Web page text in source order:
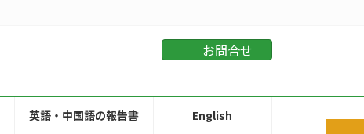
お問合せ
英語・中国語の報告書
English